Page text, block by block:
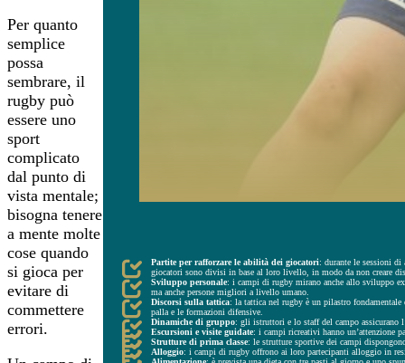
Per quanto
semplice
possa
sembrare, il
rugby può
essere uno
sport
complicato
dal punto di
vista mentale;
bisogna tenere
a mente molte
cose quando
si gioca per
evitare di
commettere
errori.
Partite per rafforzare le abilità dei giocatori: durante le sessioni
giocatori sono divisi in base al loro livello, in modo da non creare
Sviluppo personale: i campi di rugby mirano anche allo sviluppo
ma anche persone migliori a livello umano.
Discorsi sulla tattica: la tattica nel rugby è un pilastro
palla e le formazioni difensive.
Dinamiche di gruppo: gli istruttori e lo staff del campo assicurano
Escursioni e visite guidate: i campi ricreativi hanno un’attenzione
Strutture di prima classe: le strutture sportive dei campi
Alloggio: i campi di rugby offrono ai loro partecipanti alloggio in